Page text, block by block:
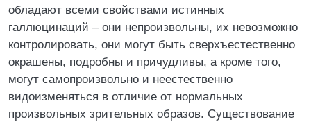
обладают всеми свойствами истинных
галлюцинаций – они непроизвольны, их невозможно
контролировать, они могут быть сверхъестественно
окрашены, подробны и причудливы, а кроме того,
могут самопроизвольно и неестественно
видоизменяться в отличие от нормальных
произвольных зрительных образов. Существование